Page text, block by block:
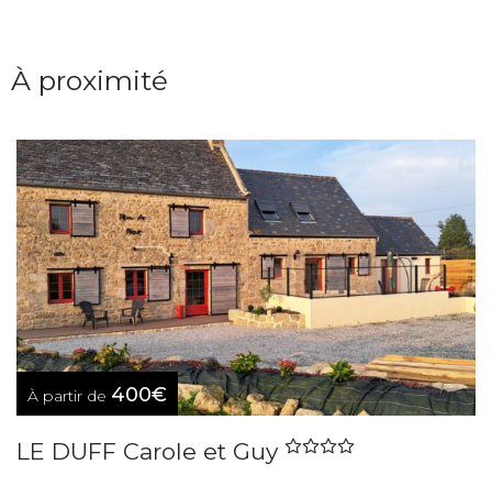
À proximité
À partir de 400€
LE DUFF Carole et Guy